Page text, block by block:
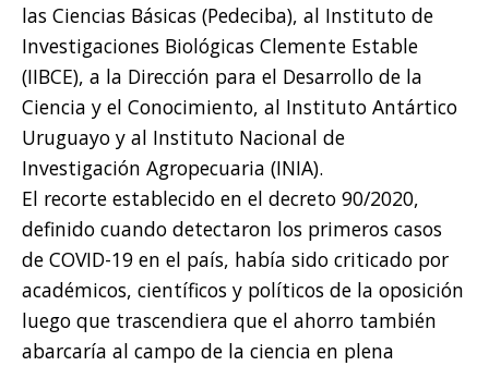
las Ciencias Básicas (Pedeciba), al Instituto de
Investigaciones Biológicas Clemente Estable
(IIBCE), a la Dirección para el Desarrollo de la
Ciencia y el Conocimiento, al Instituto Antártico
Uruguayo y al Instituto Nacional de
Investigación Agropecuaria (INIA).
El recorte establecido en el decreto 90/2020,
definido cuando detectaron los primeros casos
de COVID-19 en el país, había sido criticado por
académicos, científicos y políticos de la oposición
luego que trascendiera que el ahorro también
abarcaría al campo de la ciencia en plena